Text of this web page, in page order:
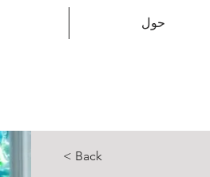
حول
< Back